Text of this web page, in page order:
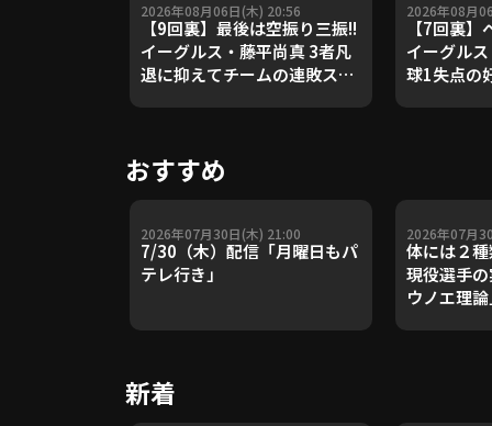
2026年08月06日(木) 20:56
【9回裏】最後は空振り三振!!
イーグルス・藤平尚真 3者凡
退に抑えてチームの連敗スト
2026年08月
【7回裏
イーグル
球1失点の
おすすめ
2026年07月30日(木) 21:00
7/30（木）配信「月曜日もパ
テレ行き」
2026年07月
体には２
現役選手
ウノエ理
新着